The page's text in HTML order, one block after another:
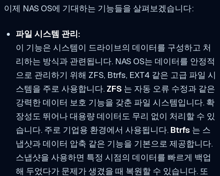
이제 NAS OS에 기대하는 기능들을 살펴보겠습니다:
파일 시스템 관리:
이 기능은 시스템이 드라이브의 데이터를 구성하고 처
리하는 방식과 관련됩니다. NAS OS는 데이터를 안정적
으로 관리하기 위해 ZFS, Btrfs, EXT4 같은 고급 파일 시
스템을 주로 사용합니다. ZFS는 자동 오류 수정과 같은
강력한 데이터 보호 기능을 갖춘 파일 시스템입니다. 확
장성도 뛰어나 대용량 데이터도 무리 없이 처리할 수 있
습니다. 주로 기업용 환경에서 사용됩니다. Btrfs 는 스
냅샷과 데이터 압축 같은 기능을 기본으로 제공합니다.
스냅샷을 사용하면 특정 시점의 데이터를 빠르게 백업
해 두었다가 문제가 생겼을 때 복원할 수 있습니다. 또